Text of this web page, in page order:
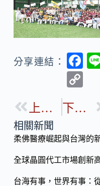
分享連結：
F
b
o
k
p
Li
n
k
上一篇 下一篇
相關新聞
柔佛醫療崛起與台灣的
全球晶圓代工市場創新
台海有事，世界有事：